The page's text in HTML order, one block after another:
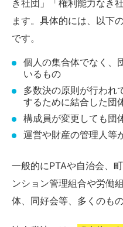
き社団」「権利能力なき
ます。具体的には、以下
です。
個人の集合体でなく、
いるもの
多数決の原則が行われ
するために結合した団
構成員が変更しても団
運営や財産の管理人等
一般的にPTAや自治会、
ンション管理組合や労働
体、同好会等、多くのも